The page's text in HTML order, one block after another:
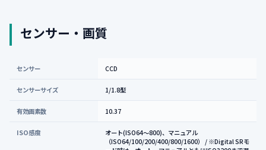
センサー・画質
センサー CCD
センサーサイズ 1/1.8型
有効画素数 10.37
ISO感度
オート(ISO64～800)、マニュアル
（ISO64/100/200/400/800/1600） / ※Digital SRモ